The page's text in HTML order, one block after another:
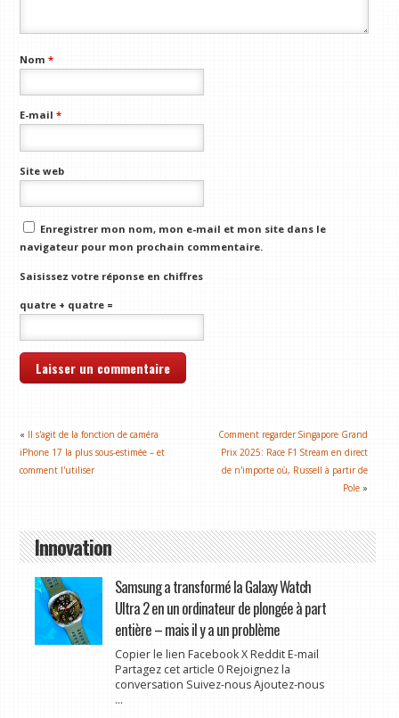
Nom*
E-mail*
Site web
Enregistrer mon nom, mon e-mail et mon site dans le
navigateur pour mon prochain commentaire.
Saisissez votre réponse en chiffres
quatre + quatre =
« Il s'agit de la fonction de caméra
iPhone 17 la plus sous-estimée – et
comment l'utiliser
Comment regarder Singapore Grand
Prix 2025: Race F1 Stream en direct
de n'importe où, Russell à partir de
Pole »
Innovation
Samsung a transformé la Galaxy Watch
Ultra 2 en un ordinateur de plongée à part
entière – mais il y a un problème
Copier le lien Facebook X Reddit E-mail
Partagez cet article 0 Rejoignez la
conversation Suivez-nous Ajoutez-nous
...